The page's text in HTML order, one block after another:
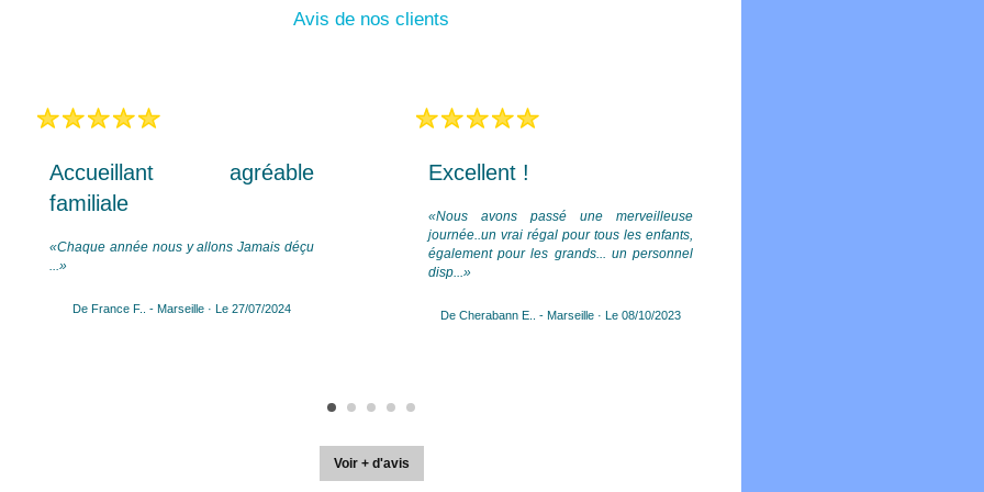
Avis de nos clients
accueillant agréable
familiale
«Chaque année nous y allons Jamais déçu
...»
De France F.. - Marseille · Le 27/07/2024
excellent !
«Nous avons passé une merveilleuse
journée..un vrai régal pour tous les enfants,
également pour les grands... un personnel
disp...»
De Cherabann E.. - Marseille · Le 08/10/2023
Voir + d'avis